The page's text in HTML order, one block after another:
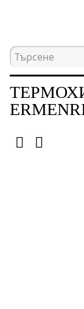
Начална